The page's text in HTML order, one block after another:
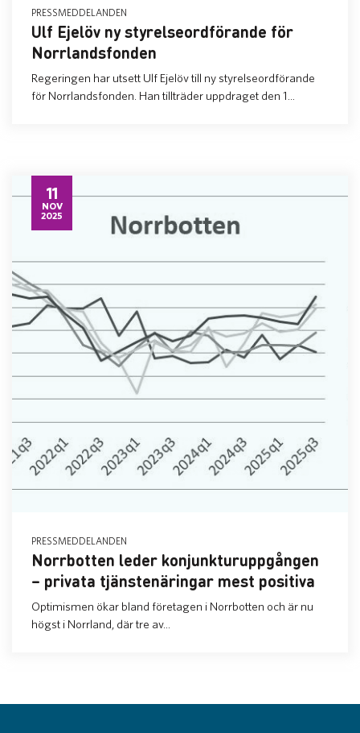
PRESSMEDDELANDEN
Ulf Ejelöv ny styrelseordförande för
Norrlandsfonden
Regeringen har utsett Ulf Ejelöv till ny styrelseordförande
för Norrlandsfonden. Han tillträder uppdraget den 1...
11
NOV
2025
PRESSMEDDELANDEN
Norrbotten leder konjunkturuppgången
– privata tjänstenäringar mest positiva
Optimismen ökar bland företagen i Norrbotten och är nu
högst i Norrland, där tre av...